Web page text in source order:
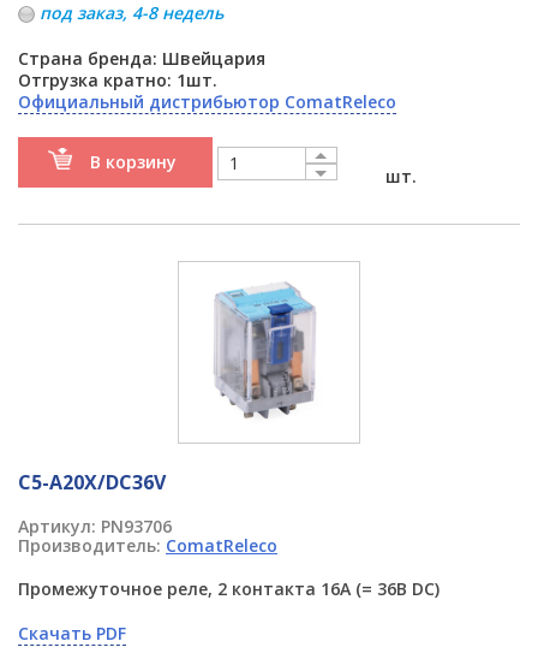
под заказ, 4-8 недель
Страна бренда: Швейцария
Отгрузка кратно: 1шт.
Официальный дистрибьютор ComatReleco
В корзину
шт.
C5-A20X/DC36V
Артикул: PN93706
Производитель: ComatReleco
Промежуточное реле, 2 контакта 16A (= 36В DC)
Скачать PDF